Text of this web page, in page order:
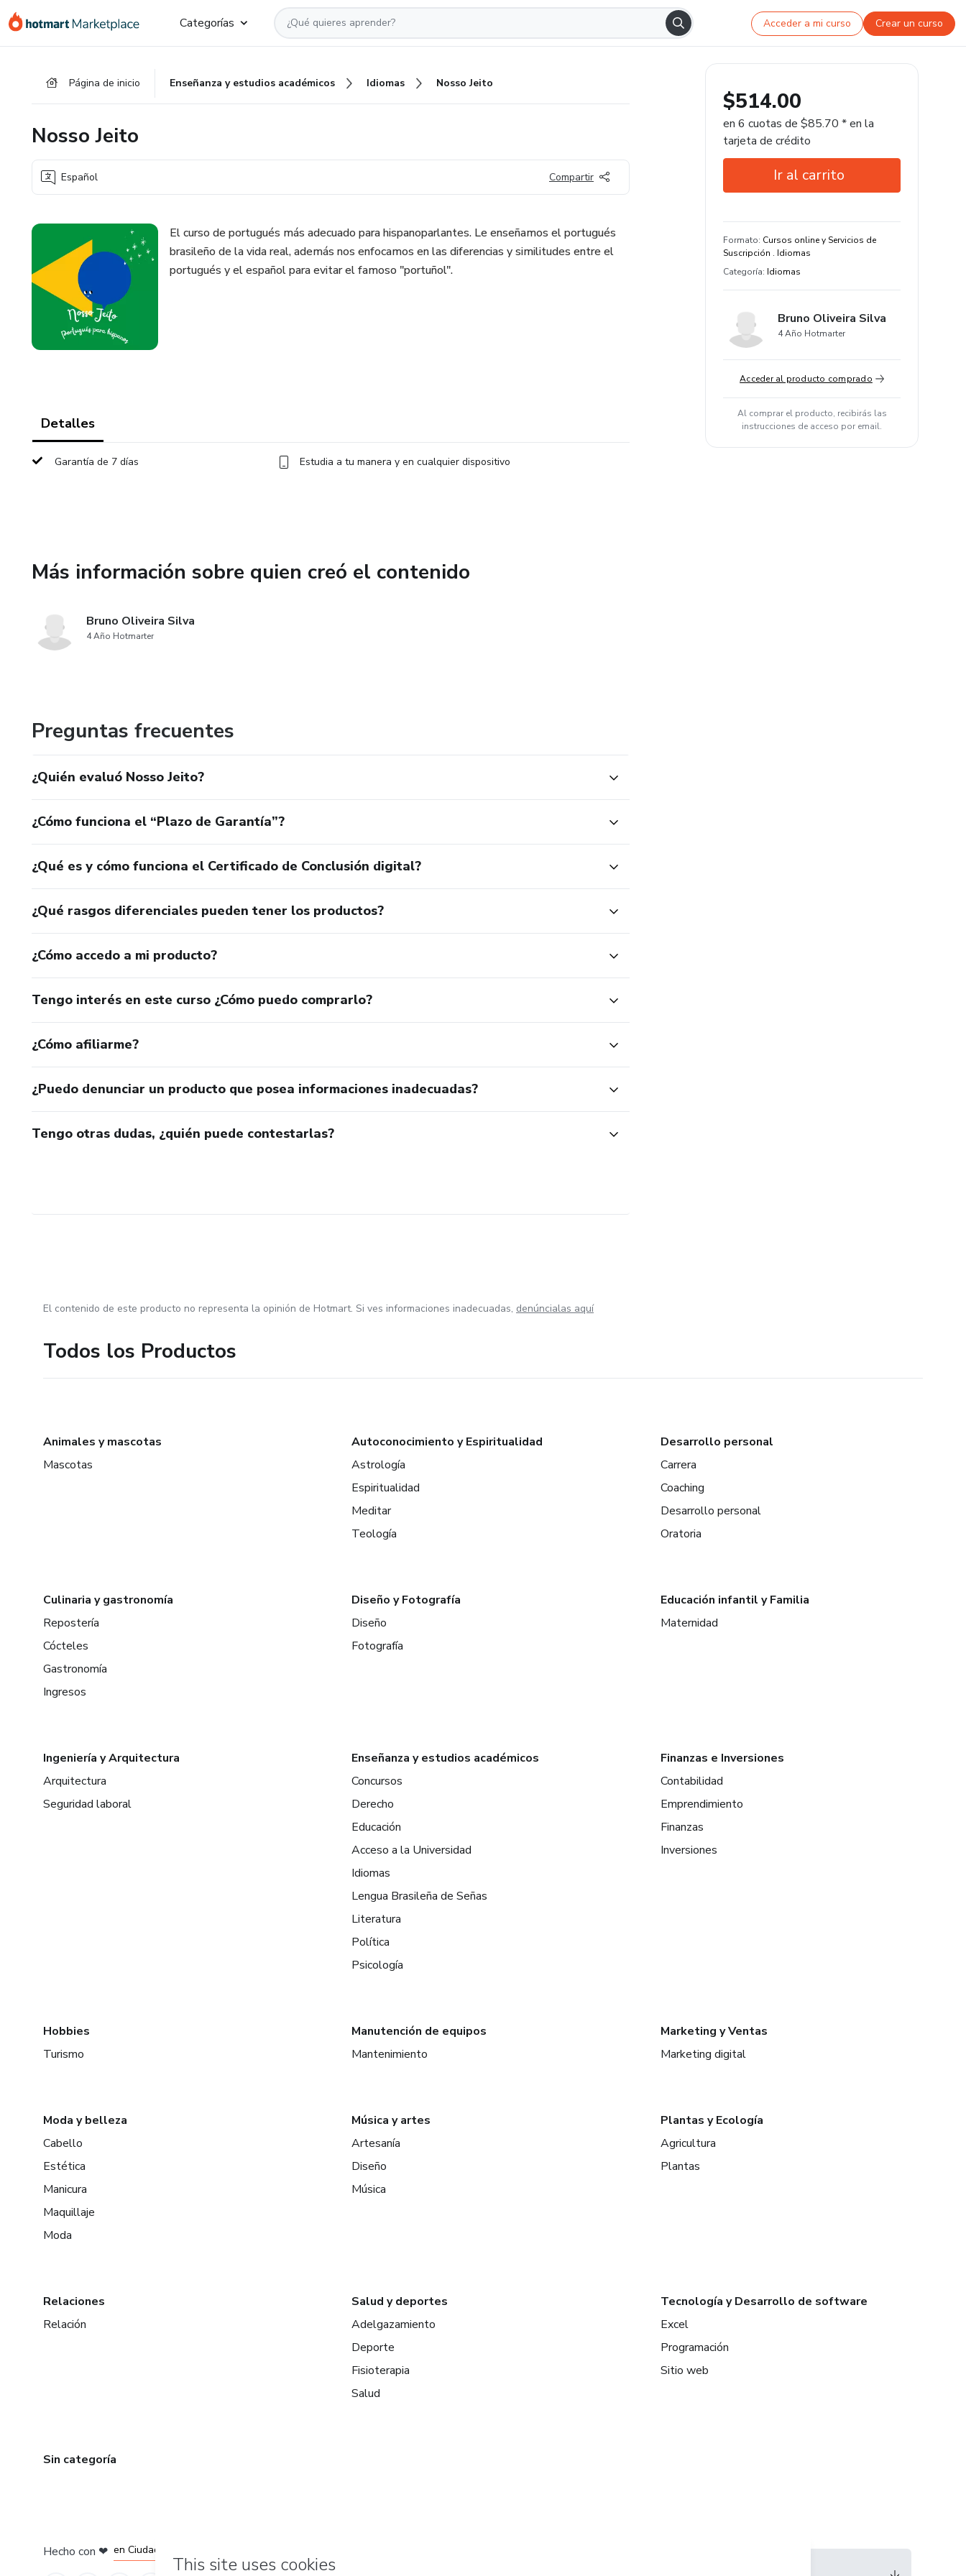
Categorías Acceder a mi curso Crear un curso
Página de inicio Enseñanza y estudios académicos Idiomas Nosso Jeito
Nosso Jeito
Español Compartir
El curso de portugués más adecuado para hispanoparlantes. Le enseñamos el portugués
brasileño de la vida real, además nos enfocamos en las diferencias y similitudes entre el
portugués y el español para evitar el famoso "portuñol".
Detalles
Garantía de 7 días Estudia a tu manera y en cualquier dispositivo
Más información sobre quien creó el contenido
Bruno Oliveira Silva
4 Año Hotmarter
Preguntas frecuentes
¿Quién evaluó Nosso Jeito?
¿Cómo funciona el “Plazo de Garantía”?
¿Qué es y cómo funciona el Certificado de Conclusión digital?
¿Qué rasgos diferenciales pueden tener los productos?
¿Cómo accedo a mi producto?
Tengo interés en este curso ¿Cómo puedo comprarlo?
¿Cómo afiliarme?
¿Puedo denunciar un producto que posea informaciones inadecuadas?
Tengo otras dudas, ¿quién puede contestarlas?
$514.00
en 6 cuotas de $85.70 * en la
tarjeta de crédito
Ir al carrito
Estudia a tu manera y en cualquier
dispositivo
Formato: Cursos online y Servicios de
Suscripción . Idiomas
Categoría: Idiomas
Bruno Oliveira Silva
4 Año Hotmarter
Acceder al producto comprado
Al comprar el producto, recibirás las
instrucciones de acceso por email.
El contenido de este producto no representa la opinión de Hotmart. Si ves informaciones inadecuadas, denúncialas aquí
Todos los Productos
Animales y mascotas
Mascotas
Autoconocimiento y Espiritualidad
Astrología
Espiritualidad
Meditar
Teología
Desarrollo personal
Carrera
Coaching
Desarrollo personal
Oratoria
Culinaria y gastronomía
Repostería
Cócteles
Gastronomía
Ingresos
Diseño y Fotografía
Diseño
Fotografía
Educación infantil y Familia
Maternidad
Ingeniería y Arquitectura
Arquitectura
Seguridad laboral
Enseñanza y estudios académicos
Concursos
Derecho
Educación
Acceso a la Universidad
Idiomas
Lengua Brasileña de Señas
Literatura
Política
Psicología
Finanzas e Inversiones
Contabilidad
Emprendimiento
Finanzas
Inversiones
Hobbies
Turismo
Manutención de equipos
Mantenimiento
Marketing y Ventas
Marketing digital
Moda y belleza
Cabello
Estética
Manicura
Maquillaje
Moda
Música y artes
Artesanía
Diseño
Música
Plantas y Ecología
Agricultura
Plantas
Relaciones
Relación
Salud y deportes
Adelgazamiento
Deporte
Fisioterapia
Salud
Tecnología y Desarrollo de software
Excel
Programación
Sitio web
Sin categoría
Hecho con ❤
en Belo Horizonte
en Ciudad de México